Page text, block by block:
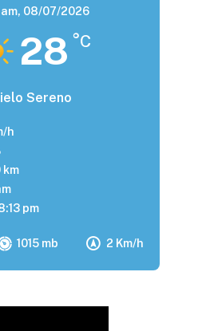
08/07/2026
28 °C
Sereno
1015 mb 2 Km/h
h
km
pm